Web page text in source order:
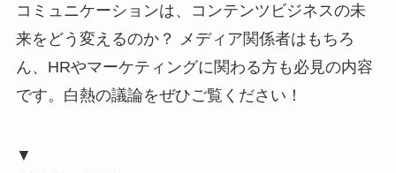
コミュニケーションは、コンテンツビジネスの未
来をどう変えるのか？ メディア関係者はもちろ
ん、HRやマーケティングに関わる方も必見の内容
です。白熱の議論をぜひご覧ください！
▼